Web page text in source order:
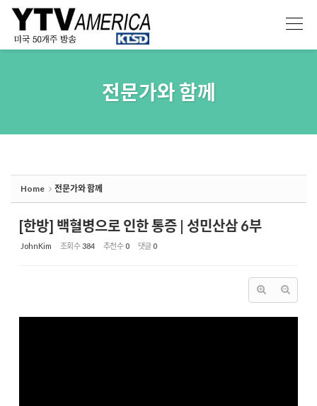
전문가와 함께
Home 전문가와 함께
[한방] 백혈병으로 인한 통증 | 성민산삼 6부
JohnKim 조회 수384 추천 수0 댓글0